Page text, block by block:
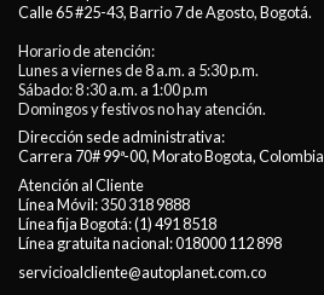
Calle 65 #25-43, Barrio 7 de Agosto, Bogotá.
Horario de atención:
Lunes a viernes de 8 a.m. a 5:30 p.m.
Sábado: 8 :30 a.m. a 1:00 p.m
Domingos y festivos no hay atención.
Dirección sede administrativa:
Carrera 70# 99ª-00, Morato Bogota, Colombia
Atención al Cliente
Línea Móvil:350 318 9888
Línea fija Bogotá:(1) 491 8518
Línea gratuita nacional:018000 112 898
servicioalcliente@autoplanet.com.co